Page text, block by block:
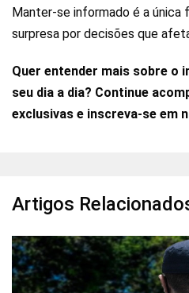
Manter-se informado é a única
surpresa por decisões que
Quer entender mais sobre o
seu dia a dia? Continue
exclusivas e inscreva-se em
Artigos